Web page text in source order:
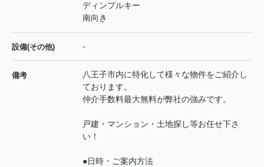
ディンプルキー
南向き
設備(その他) -
備考
八王子市内に特化して様々な物件をご紹介し
ております。
仲介手数料最大無料が弊社の強みです。
戸建・マンション・土地探し等お任せ下さ
い！
●日時・ご案内方法